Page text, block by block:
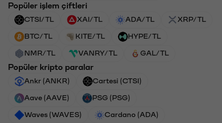
Popüler işlem çiftleri
CTSI/TL XAI/TL ADA/TL XRP/TL
BTC/TL KITE/TL HYPE/TL
NMR/TL VANRY/TL GAL/TL
Popüler kripto paralar
Ankr (ANKR) Cartesi (CTSI)
Aave (AAVE) PSG (PSG)
Waves (WAVES) Cardano (ADA)